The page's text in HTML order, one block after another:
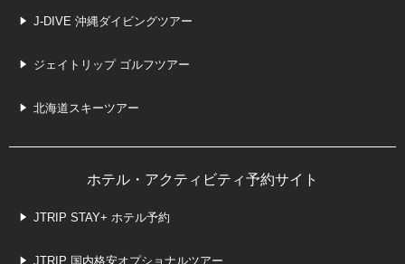
J-DIVE 沖縄ダイビングツアー
ジェイトリップ ゴルフツアー
北海道スキーツアー
ホテル・アクティビティ予約サイト
JTRIP STAY+ ホテル予約
JTRIP 国内格安オプショナルツアー